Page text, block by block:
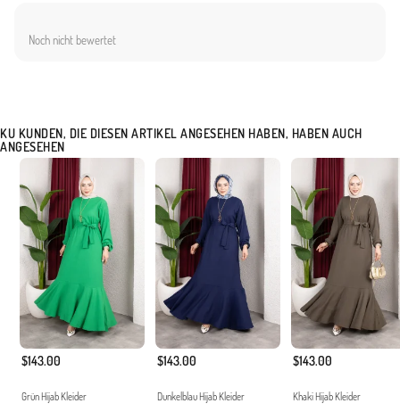
Noch nicht bewertet
KU KUNDEN, DIE DIESEN ARTIKEL ANGESEHEN HABEN, HABEN AUCH
ANGESEHEN
$143.00
Grün Hijab Kleider
$143.00
Dunkelblau Hijab Kleider
$143.00
Khaki Hijab Kleider